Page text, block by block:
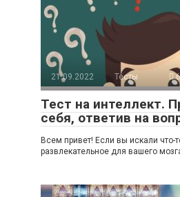
21.09.2022 Тесты
Тест на интеллект.
себя, ответив на
Всем привет! Если вы искали что-
развлекательное для вашего